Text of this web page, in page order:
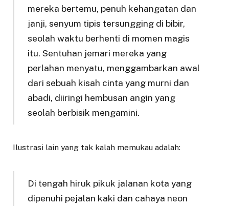
mereka bertemu, penuh kehangatan dan
janji, senyum tipis tersungging di bibir,
seolah waktu berhenti di momen magis
itu. Sentuhan jemari mereka yang
perlahan menyatu, menggambarkan awal
dari sebuah kisah cinta yang murni dan
abadi, diiringi hembusan angin yang
seolah berbisik mengamini.
Ilustrasi lain yang tak kalah memukau adalah:
Di tengah hiruk pikuk jalanan kota yang
dipenuhi pejalan kaki dan cahaya neon